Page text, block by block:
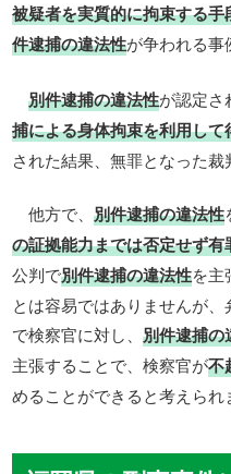
被疑者を実質的に拘束する
件逮捕の違法性が争われる事
別件逮捕の違法性が認定さ
捕による身体拘束を利用し
された結果、無罪となった裁
他方で、別件逮捕の違法性
の証拠能力までは否定せず有
公判で別件逮捕の違法性を主
とは容易ではありませんが
で検察官に対し、別件逮捕の
主張することで、検察官が不
めることができると考えられ